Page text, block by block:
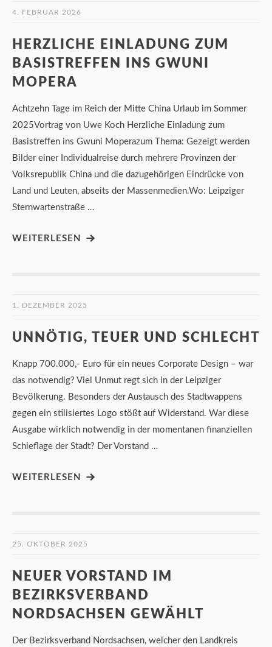
4. FEBRUAR 2026
HERZLICHE EINLADUNG ZUM
BASISTREFFEN INS GWUNI
MOPERA
Achtzehn Tage im Reich der Mitte China Urlaub im Sommer
2025Vortrag von Uwe Koch Herzliche Einladung zum
Basistreffen ins Gwuni Moperazum Thema: Gezeigt werden
Bilder einer Individualreise durch mehrere Provinzen der
Volksrepublik China und die dazugehörigen Eindrücke von
Land und Leuten, abseits der Massenmedien.Wo: Leipziger
Sternwartenstraße …
WEITERLESEN
1. DEZEMBER 2025
UNNÖTIG, TEUER UND SCHLECHT
Knapp 700.000,- Euro für ein neues Corporate Design – war
das notwendig? Viel Unmut regt sich in der Leipziger
Bevölkerung. Besonders der Austausch des Stadtwappens
gegen ein stilisiertes Logo stößt auf Widerstand. War diese
Ausgabe wirklich notwendig in der momentanen finanziellen
Schieflage der Stadt? Der Vorstand …
WEITERLESEN
25. OKTOBER 2025
NEUER VORSTAND IM
BEZIRKSVERBAND
NORDSACHSEN GEWÄHLT
Der Bezirksverband Nordsachsen, welcher den Landkreis